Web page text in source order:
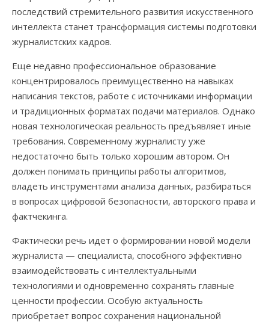
последствий стремительного развития искусственного
интеллекта станет трансформация системы подготовки
журналистских кадров.
Еще недавно профессиональное образование
концентрировалось преимущественно на навыках
написания текстов, работе с источниками информации
и традиционных форматах подачи материалов. Однако
новая технологическая реальность предъявляет иные
требования. Современному журналисту уже
недостаточно быть только хорошим автором. Он
должен понимать принципы работы алгоритмов,
владеть инструментами анализа данных, разбираться
в вопросах цифровой безопасности, авторского права и
фактчекинга.
Фактически речь идет о формировании новой модели
журналиста — специалиста, способного эффективно
взаимодействовать с интеллектуальными
технологиями и одновременно сохранять главные
ценности профессии. Особую актуальность
приобретает вопрос сохранения национальной